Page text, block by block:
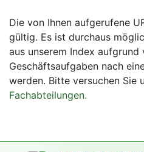
Die von Ihnen aufgerufene
gültig. Es ist durchaus
aus unserem Index
Geschäftsaufgaben nach
werden. Bitte versuchen Sie
Fachabteilungen.